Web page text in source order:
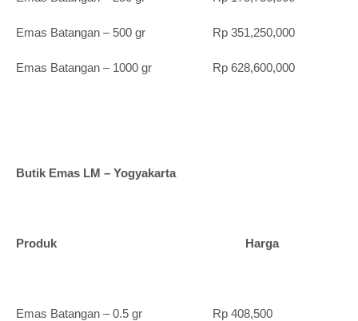
Emas Batangan – 500 gr Rp 351,250,000
Emas Batangan – 1000 gr Rp 628,600,000
Butik Emas LM – Yogyakarta
Produk Harga
Emas Batangan – 0.5 gr Rp 408,500